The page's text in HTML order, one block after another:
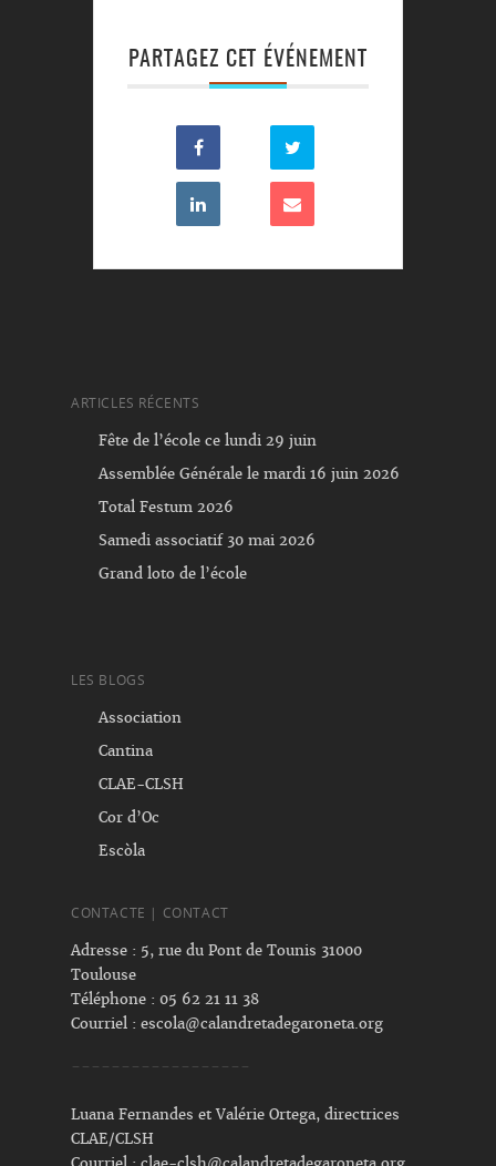
PARTAGEZ CET ÉVÉNEMENT
ARTICLES RÉCENTS
Fête de l’école ce lundi 29 juin
Assemblée Générale le mardi 16 juin 2026
Total Festum 2026
Samedi associatif 30 mai 2026
Grand loto de l’école
LES BLOGS
Association
Cantina
CLAE-CLSH
Cor d’Oc
Escòla
CONTACTE | CONTACT
Adresse : 5, rue du Pont de Tounis 31000
Toulouse
Téléphone : 05 62 21 11 38
Courriel : escola@calandretadegaroneta.org
------------------
Luana Fernandes et Valérie Ortega, directrices
CLAE/CLSH